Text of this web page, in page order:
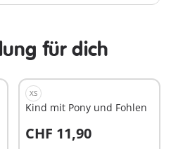
für dich
XS
Kind mit Pony und Fohlen
CHF 11,90
In den Warenkorb